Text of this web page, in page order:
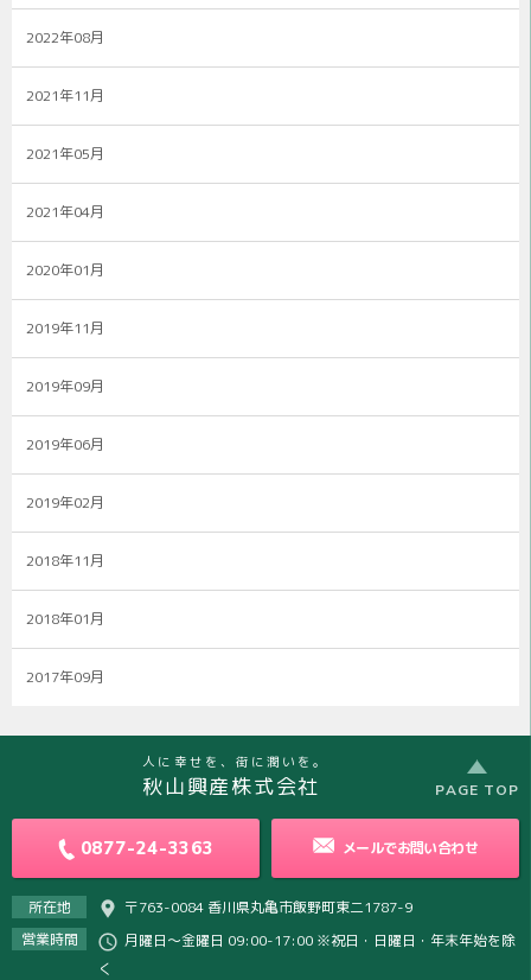
2022年08月
2021年11月
2021年05月
2021年04月
2020年01月
2019年11月
2019年09月
2019年06月
2019年02月
2018年11月
2018年01月
2017年09月
人に幸せを、街に潤いを。
秋山興産株式会社
所在地
〒763-0084 香川県丸亀市飯野町東二1787-9
営業時間
月曜日～金曜日 09:00-17:00 ※祝日・日曜日・年末年始を除
く
0877-24-3363 メールでお問い合わせ
PAGE TOP